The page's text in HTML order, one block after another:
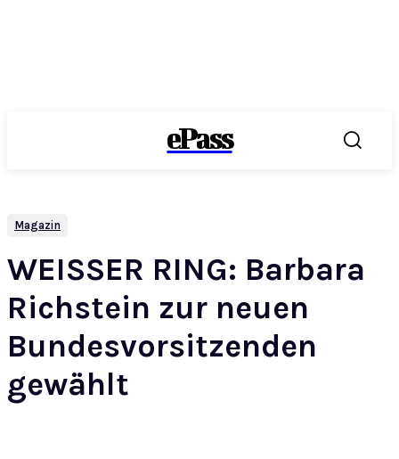
ePass
Magazin
WEISSER RING: Barbara
Richstein zur neuen
Bundesvorsitzenden
gewählt